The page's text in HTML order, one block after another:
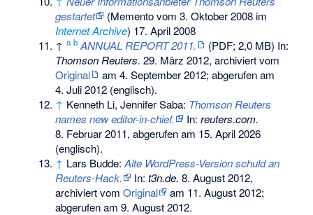
gestartet
(Mementovom 3. Oktober 2008 im
Internet Archive) 17. April 2008
↑a b ANNUAL REPORT 2011.
(PDF; 2,0 MB) In:
Thomson Reuters. 29. März 2012, archiviert vom
Original
am4. September 2012; abgerufen am
4. Juli 2012 (englisch).
↑ Kenneth Li, Jennifer Saba: Thomson Reuters
names new editor-in-chief.
In:reuters.com.
8. Februar 2011, abgerufen am 15. April 2026
(englisch).
↑ Lars Budde:Alte WordPress-Version schuld an
Reuters-Hack.
In:t3n.de. 8. August 2012,
archiviert vomOriginal am 11. August 2012;
abgerufen am 9. August 2012.